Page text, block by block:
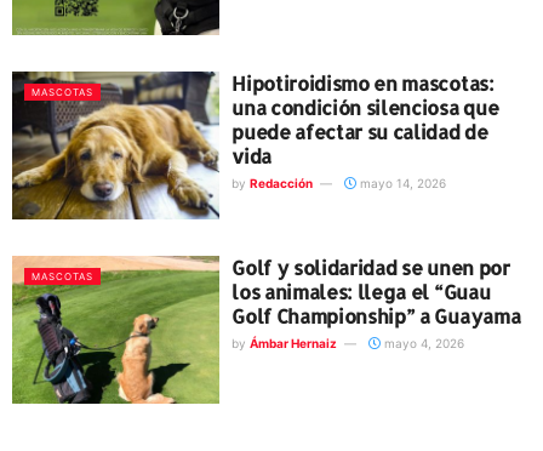
MASCOTAS
Hipotiroidismo en mascotas:
una condición silenciosa que
puede afectar su calidad de
vida
by Redacción mayo 14, 2026
MASCOTAS
Golf y solidaridad se unen por
los animales: llega el “Guau
Golf Championship” a Guayama
by Ámbar Hernaiz mayo 4, 2026